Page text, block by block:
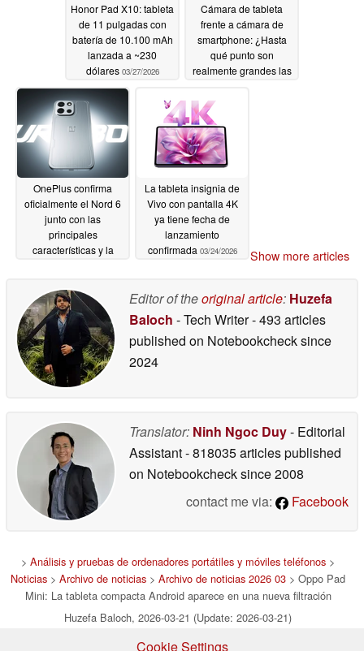
Honor Pad X10: tableta
de 11 pulgadas con
batería de 10.100 mAh
lanzada a ~230
dólares 03/27/2026
Cámara de tableta
frente a cámara de
smartphone: ¿Hasta
qué punto son
realmente grandes las
OnePlus confirma
oficialmente el Nord 6
junto con las
principales
características y la
La tableta insignia de
Vivo con pantalla 4K
ya tiene fecha de
lanzamiento
confirmada 03/24/2026 Show more articles
Editor of theoriginal article: Huzefa
Baloch - Tech Writer- 493 articles
published on Notebookchecksince
2024
Translator: Ninh Ngoc Duy- Editorial
Assistant- 818035 articles published
on Notebookchecksince 2008
contact me via:
Facebook
> Análisis y pruebas de ordenadores portátiles y móviles teléfonos >
Noticias > Archivo de noticias > Archivo de noticias 2026 03 > Oppo Pad
Mini: La tableta compacta Android aparece en una nueva filtración
Huzefa Baloch, 2026-03-21 (Update: 2026-03-21)
Cookie Settings